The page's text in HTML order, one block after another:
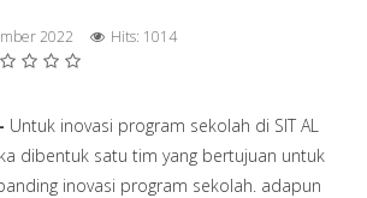
2022
Hits: 1014
Untuk inovasi program sekolah di SIT AL
dibentuk satu tim yang bertujuan untuk
inovasi program sekolah. adapun